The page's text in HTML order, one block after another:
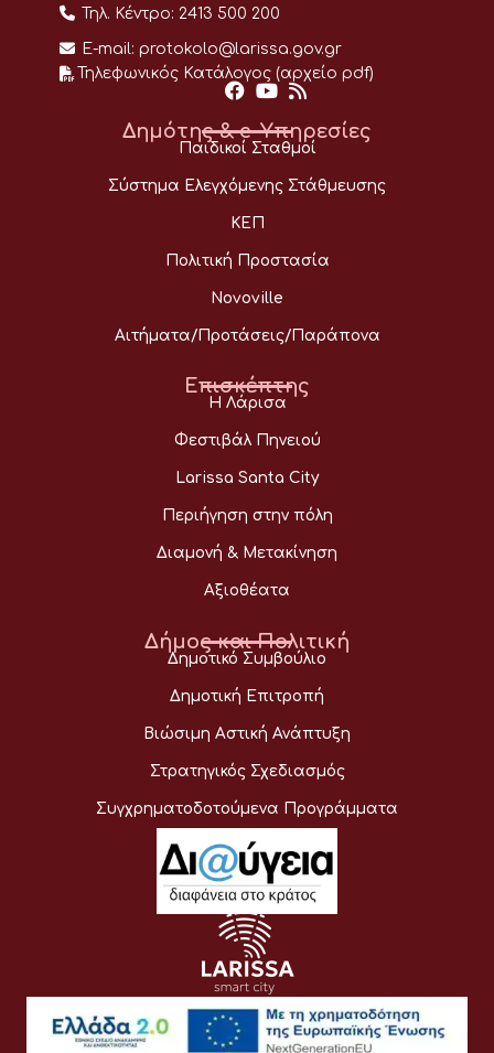
Τηλ. Κέντρο: 2413 500 200
E-mail: protokolo@larissa.gov.gr
Τηλεφωνικός Κατάλογος (αρχείο pdf)
Δημότης & e-Υπηρεσίες
Παιδικοί Σταθμοί
Σύστημα Ελεγχόμενης Στάθμευσης
ΚΕΠ
Πολιτική Προστασία
Novoville
Αιτήματα/Προτάσεις/Παράπονα
Επισκέπτης
Η Λάρισα
Φεστιβάλ Πηνειού
Larissa Santa City
Περιήγηση στην πόλη
Διαμονή & Μετακίνηση
Αξιοθέατα
Δήμος και Πολιτική
Δημοτικό Συμβούλιο
Δημοτική Επιτροπή
Βιώσιμη Αστική Ανάπτυξη
Στρατηγικός Σχεδιασμός
Συγχρηματοδοτούμενα Προγράμματα